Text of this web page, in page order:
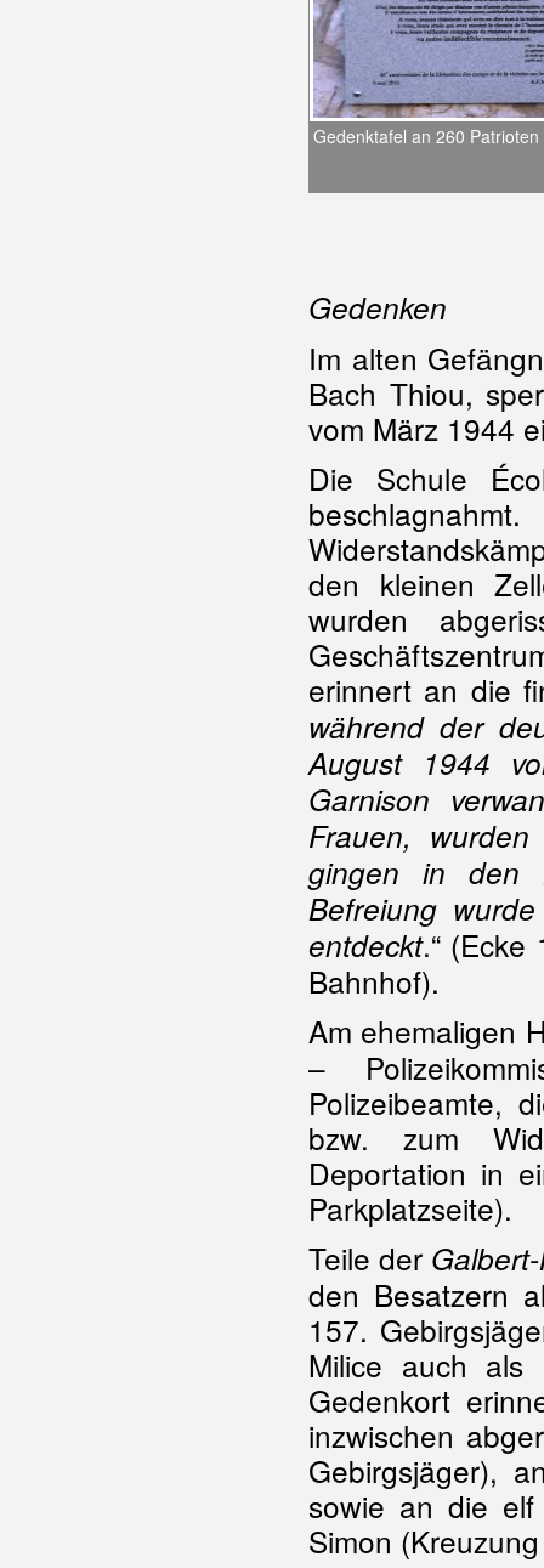
Gedenktafel an 260 Patrioten
Gedenken
Im alten
Bach Thiou,
vom März 1944
Die Schule
den kleinen
wurden
erinnert an die
während der
August 1944
Garnison
Frauen,
gingen in den
Befreiung
entdeckt.“
Bahnhof).
Am ehemaligen
–
Polizeibeamte,
bzw. zum
Deportation in
Parkplatzseite).
Teile der
den Besatzern
157.
Milice auch als
Gedenkort
inzwischen
Gebirgsjäger),
sowie an die elf
Simon